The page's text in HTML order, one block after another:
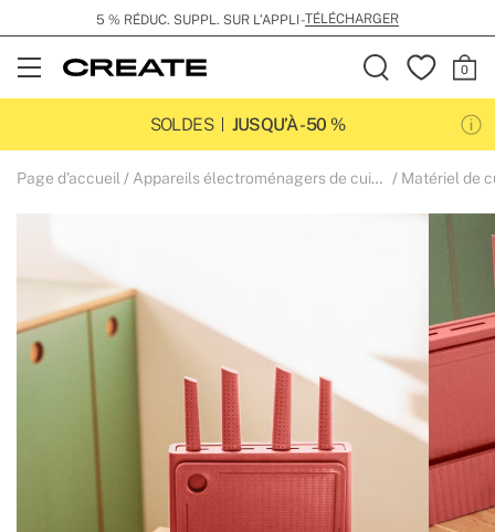
5 % RÉDUC. SUPPL. SUR L’APPLI -TÉLÉCHARGER
Open
Menu
SOLDES
JUSQU’À -50 %
Page d'accueil Appareils électroménagers de cuisine Matériel de